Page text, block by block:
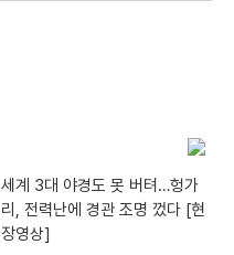
세계 3대 야경도 못 버텨…헝가
리, 전력난에 경관 조명 껐다 [현
장영상]